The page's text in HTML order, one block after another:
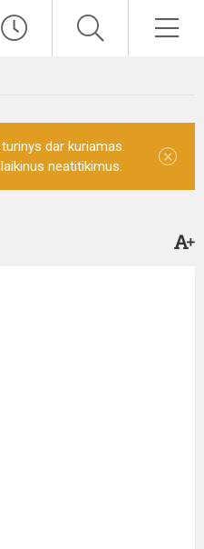
dar kuriamas.
neatitikimus.
×